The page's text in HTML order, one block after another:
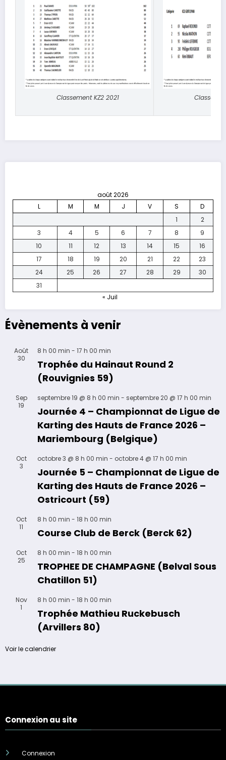
Classement KZ2 2021
août 2026
L
M M J V S
D
1
2
3
4 5 6 7 8
9
10
11 12 13 14 15
16
17
18 19 20 21 22
23
24
25 26 27 28 29
30
31
« Juil
Évènements à venir
Août
30
8 h 00 min - 17 h 00 min
Trophée du Hainaut Round 2
(Rouvignies 59)
Sep
19
septembre 19 @ 8 h 00 min - septembre 20 @ 17 h 00 min
Journée 4 – Championnat de Ligue de
Karting des Hauts de France 2026 –
Mariembourg (Belgique)
Oct
3
octobre 3 @ 8 h 00 min - octobre 4 @ 17 h 00 min
Journée 5 – Championnat de Ligue de
Karting des Hauts de France 2026 –
Ostricourt (59)
Oct
11
8 h 00 min - 18 h 00 min
Course Club de Berck (Berck 62)
Oct
25
8 h 00 min - 18 h 00 min
TROPHEE DE CHAMPAGNE (Belval Sous
Chatillon 51)
Nov
1
8 h 00 min - 18 h 00 min
Trophée Mathieu Ruckebusch
(Arvillers 80)
Voir le calendrier
Connexion au site
Connexion